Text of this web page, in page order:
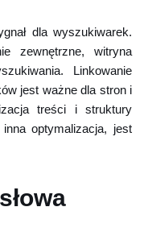
dla wyszukiwarek.
zewnętrzne, witryna
Linkowanie
jest ważne dla stron i
treści i struktury
optymalizacja, jest